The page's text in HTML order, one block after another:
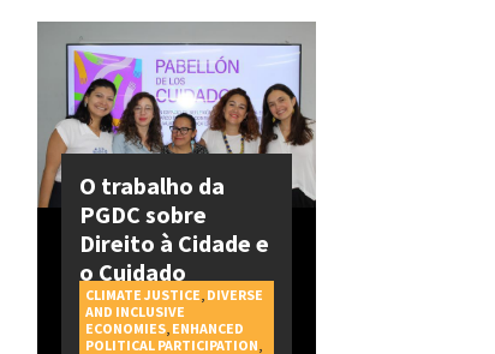
O trabalho da
PGDC sobre
Direito à Cidade e
o Cuidado
CLIMATE JUSTICE, DIVERSE
AND INCLUSIVE
ECONOMIES, ENHANCED
POLITICAL PARTICIPATION,